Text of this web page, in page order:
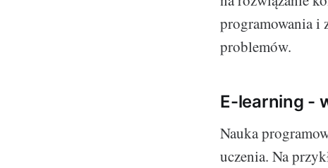
programowania i
problemów.
E-learning -
Nauka
uczenia. Na